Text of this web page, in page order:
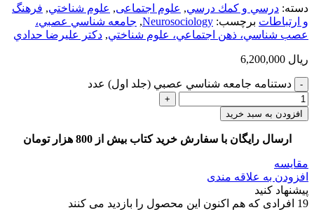
دسته: درسي و كمك درسي, علوم اجتماعی, علوم شناختي, فرهنگ
و ارتباطات برچسب: Neurosociology
, جامعه شناسي عصبي،
عصب شناسي، ذهن اجتماعي، علوم شناختي, دكتر عليرضا حدادي
ریال
دستنامه جامعه شناسي عصبي (جلد اول) عدد
افزودن به سبد خرید
ارسال رایگان با سفارش خرید کتاب بیش از 800 هزار تومان
مقایسه
افزودن به علاقه مندی
پیشنهاد کنید
19 افرادی که هم اکنون این محصول را بازدید می کنند